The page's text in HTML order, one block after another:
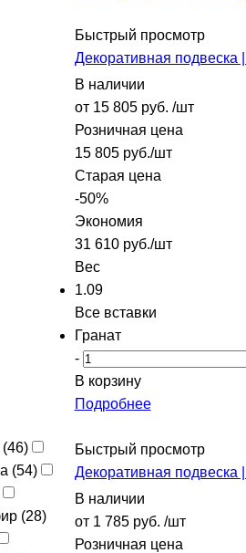
Быстрый просмотр
Декоративная подвеска
В наличии
от 15 805 руб. /шт
Розничная цена
15 805руб./шт
Старая цена
-50%
Экономия
31 610руб./шт
Вес
1.09
Все вставки
Гранат
-
В корзину
Подробнее
Быстрый просмотр
Декоративная
В наличии
от 1 785 руб. /шт
Розничная цена
46)
(54)
(28)